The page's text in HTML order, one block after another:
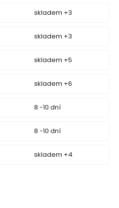
skladem +3
skladem +3
skladem +5
skladem +6
8 -10 dní
8 -10 dní
skladem +4